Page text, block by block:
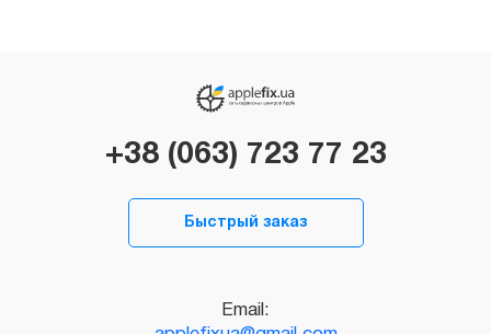
+38 (063) 723 77 23
Быстрый заказ
Email: